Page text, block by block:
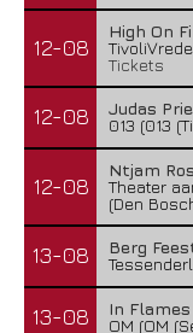
12-08
High On
Tickets
12-08
Judas
013 (013
12-08
Ntjam
Theater
(Den
13-08
Berg
13-08
In
OM (OM